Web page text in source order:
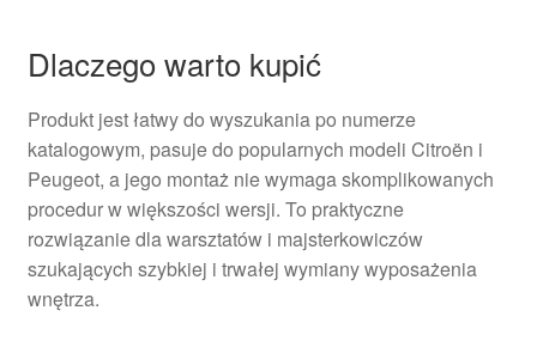
Dlaczego warto kupić
Produkt jest łatwy do wyszukania po numerze
katalogowym, pasuje do popularnych modeli Citroën i
Peugeot, a jego montaż nie wymaga skomplikowanych
procedur w większości wersji. To praktyczne
rozwiązanie dla warsztatów i majsterkowiczów
szukających szybkiej i trwałej wymiany wyposażenia
wnętrza.